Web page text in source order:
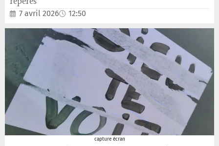
7 avril 2026 12:50
capture écran